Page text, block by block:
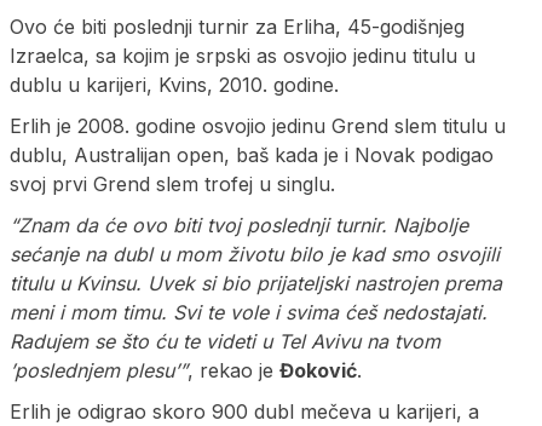
Ovo će biti poslednji turnir za Erliha, 45-godišnjeg
Izraelca, sa kojim je srpski as osvojio jedinu titulu u
dublu u karijeri, Kvins, 2010. godine.
Erlih je 2008. godine osvojio jedinu Grend slem titulu u
dublu, Australijan open, baš kada je i Novak podigao
svoj prvi Grend slem trofej u singlu.
“Znam da će ovo biti tvoj poslednji turnir. Najbolje
sećanje na dubl u mom životu bilo je kad smo osvojili
titulu u Kvinsu. Uvek si bio prijateljski nastrojen prema
meni i mom timu. Svi te vole i svima ćeš nedostajati.
Radujem se što ću te videti u Tel Avivu na tvom
’poslednjem plesu’”, rekao je Đoković.
Erlih je odigrao skoro 900 dubl mečeva u karijeri, a